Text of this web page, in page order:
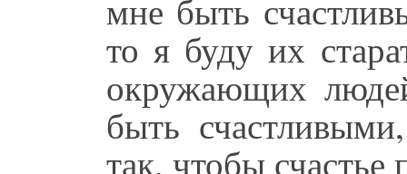
мне быть
то я буду их
окружающих
быть
так, чтобы